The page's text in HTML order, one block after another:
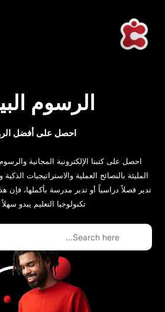
الرسوم
احصل على أفضل
احصل على كتبنا الإلكترونية المجانية والرسوم
المليئة بالنصائح العملية والاستراتيجيات الذكية
تدير فصلاً دراسياً أو تدير مدرسة بأكملها، فإن هذه
تكنولوجيا التعليم يبدو سهلاً
Search